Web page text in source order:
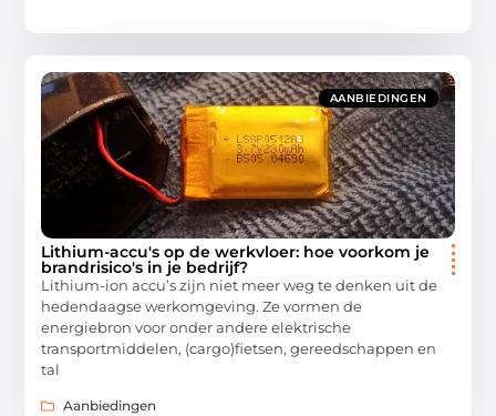
AANBIEDINGEN
Lithium-accu's op de werkvloer: hoe voorkom je
brandrisico's in je bedrijf?
Lithium-ion accu’s zijn niet meer weg te denken uit de
hedendaagse werkomgeving. Ze vormen de
energiebron voor onder andere elektrische
transportmiddelen, (cargo)fietsen, gereedschappen en
tal
Aanbiedingen